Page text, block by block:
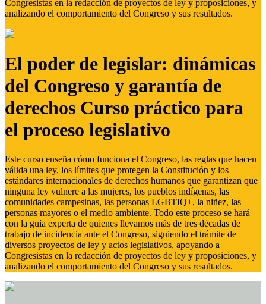
Congresistas en la redacción de proyectos de ley y proposiciones, y
analizando el comportamiento del Congreso y sus resultados.
El poder de legislar: dinámicas
del Congreso y garantía de
derechos Curso práctico para
el proceso legislativo
Este curso enseña cómo funciona el Congreso, las reglas que hacen
válida una ley, los límites que protegen la Constitución y los
estándares internacionales de derechos humanos que garantizan que
ninguna ley vulnere a las mujeres, los pueblos indígenas, las
comunidades campesinas, las personas LGBTIQ+, la niñez, las
personas mayores o el medio ambiente. Todo este proceso se hará
con la guía experta de quienes llevamos más de tres décadas de
trabajo de incidencia ante el Congreso, siguiendo el trámite de
diversos proyectos de ley y actos legislativos, apoyando a
Congresistas en la redacción de proyectos de ley y proposiciones, y
analizando el comportamiento del Congreso y sus resultados.